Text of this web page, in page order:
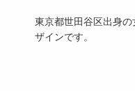
東京都世田谷区出身
ザインです。